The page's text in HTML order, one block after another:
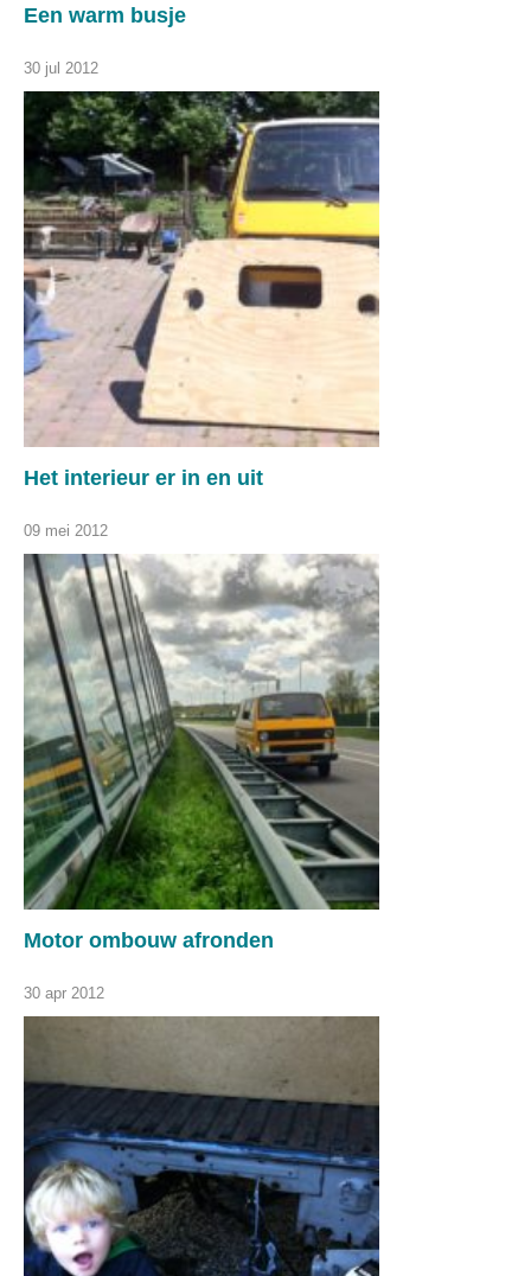
Een warm busje
30 jul 2012
Het interieur er in en uit
09 mei 2012
Motor ombouw afronden
30 apr 2012